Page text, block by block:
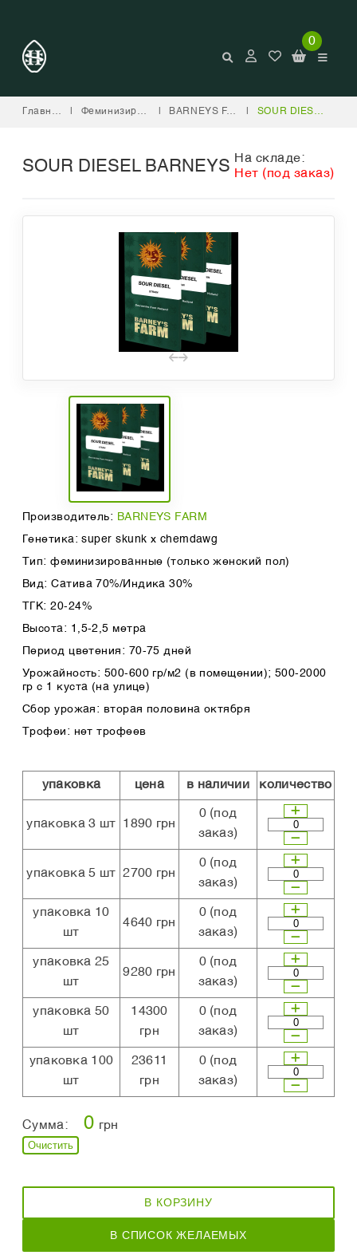
0
Главная | Феминизированные | BARNEYS FARM | SOUR DIESEL BARNEYS
SOUR DIESEL BARNEYS На складе:
Нет (под заказ)
Производитель: BARNEYS FARM
Генетика: super skunk x chemdawg
Тип: феминизированные (только женский пол)
Вид: Сатива 70%/Индика 30%
ТГК: 20-24%
Высота: 1,5-2,5 метра
Период цветения: 70-75 дней
Урожайность: 500-600 гр/м2 (в помещении); 500-2000
гр с 1 куста (на улице)
Сбор урожая: вторая половина октября
Трофеи: нет трофеев
упаковка цена в наличии количество
упаковка 3 шт 1890 грн
0(под
заказ)
упаковка 5 шт 2700 грн
0(под
заказ)
упаковка 10
шт
4640 грн
0(под
заказ)
упаковка 25
шт
9280 грн
0(под
заказ)
упаковка 50
шт
14300
грн
0(под
заказ)
упаковка 100
шт
23611
грн
0(под
заказ)
Сумма: 0 грн
Очистить
В КОРЗИНУ
В СПИСОК ЖЕЛАЕМЫХ